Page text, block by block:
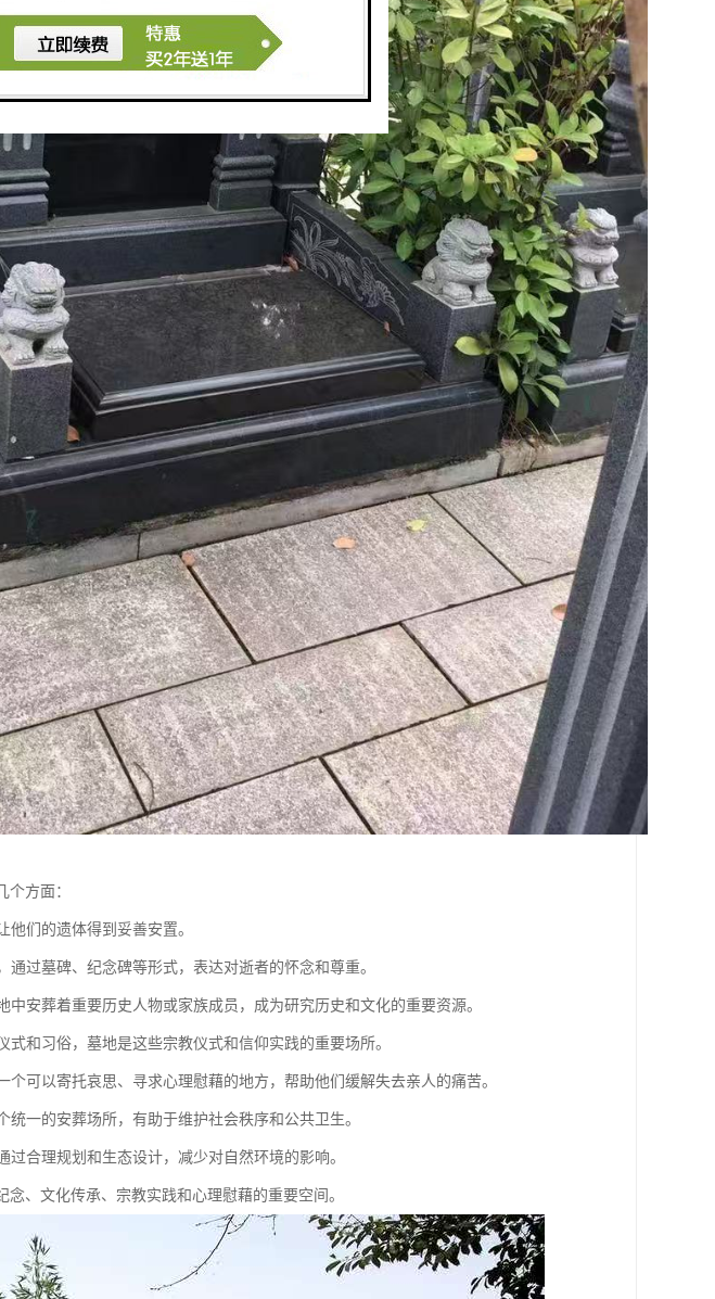
方面：
们的遗体得到妥善安置。
过墓碑、纪念碑等形式，表达对逝者的怀念和尊重。
安葬着重要历史人物或家族成员，成为研究历史和文化的重要资源。
和习俗，墓地是这些宗教仪式和信仰实践的重要场所。
可以寄托哀思、寻求心理慰藉的地方，帮助他们缓解失去亲人的痛苦。
一的安葬场所，有助于维护社会秩序和公共卫生。
合理规划和生态设计，减少对自然环境的影响。
、文化传承、宗教实践和心理慰藉的重要空间。